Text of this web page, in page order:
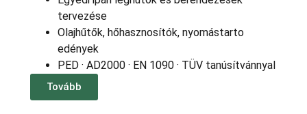
tervezése
Olajhűtők, hőhasznosítók, nyomástarto
edények
PED · AD2000 · EN 1090 · TÜV tanúsítvánnyal
Tovább